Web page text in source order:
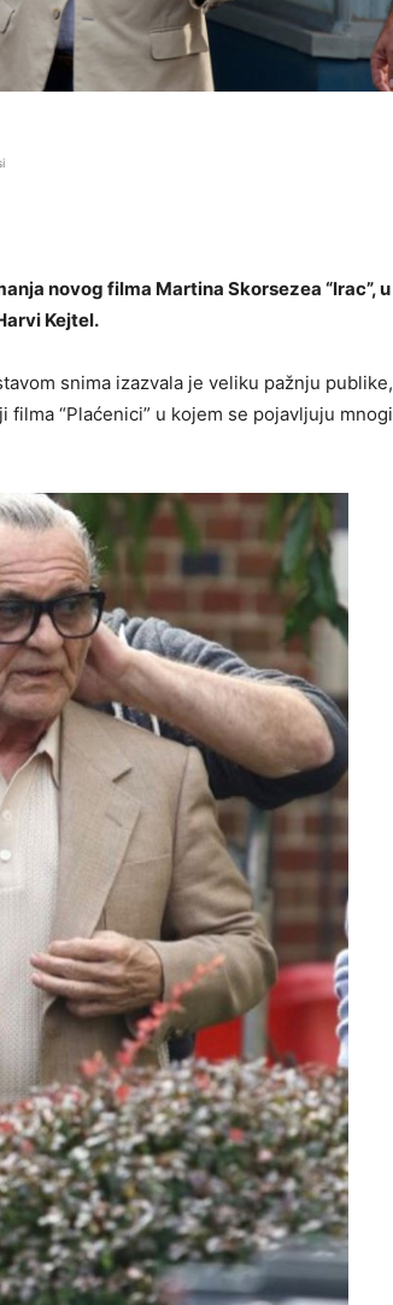
novog filma Martina Skorsezea “Irac”, u
Kejtel.
snima izazvala je veliku pažnju publike,
“Plaćenici” u kojem se pojavljuju mnogi